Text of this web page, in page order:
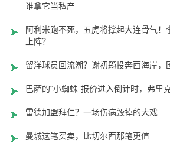
谁拿它当私产
阿利米跑不死，五虎将撑起大连骨气！
上阵？
留洋球员回流潮？谢初筠投奔西海岸，
巴萨的“小蜘蛛”报价进入倒计时，弗里
雷德加盟拜仁？一场伤病毁掉的大戏
曼城这笔买卖，比切尔西那笔更值